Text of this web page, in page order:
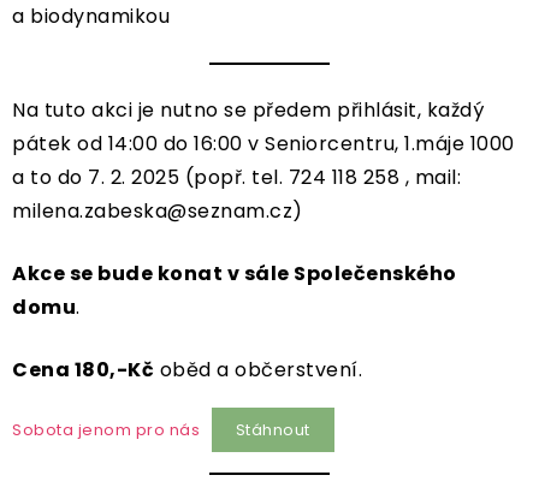
a biodynamikou
Na tuto akci je nutno se předem přihlásit, každý
pátek od 14:00 do 16:00 v Seniorcentru, 1.máje 1000
a to do 7. 2. 2025 (popř. tel. 724 118 258 , mail:
milena.zabeska@seznam.cz)
Akce se bude konat v sále Společenského
domu.
Cena 180,-Kč oběd a občerstvení.
Sobota jenom pro nás Stáhnout